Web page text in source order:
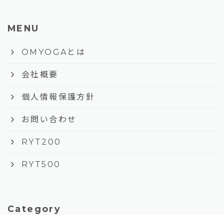
MENU
keyboard_arrow_right OMYOGAとは
keyboard_arrow_right 会社概要
keyboard_arrow_right 個人情報保護方針
keyboard_arrow_right お問い合わせ
keyboard_arrow_right RYT200
keyboard_arrow_right RYT500
Category